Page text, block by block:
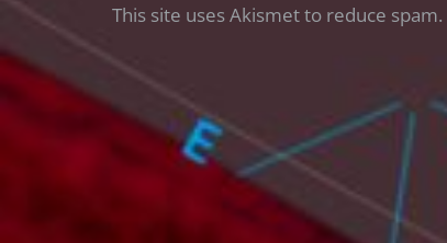
This site uses Akismet to reduce spam.